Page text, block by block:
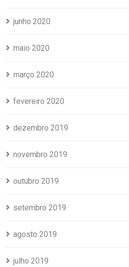
junho 2020
maio 2020
março 2020
fevereiro 2020
dezembro 2019
novembro 2019
outubro 2019
setembro 2019
agosto 2019
julho 2019